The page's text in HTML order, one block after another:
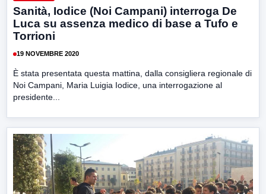
Sanità, Iodice (Noi Campani) interroga De
Luca su assenza medico di base a Tufo e
Torrioni
19 NOVEMBRE 2020
È stata presentata questa mattina, dalla consigliera regionale di
Noi Campani, Maria Luigia Iodice, una interrogazione al
presidente...